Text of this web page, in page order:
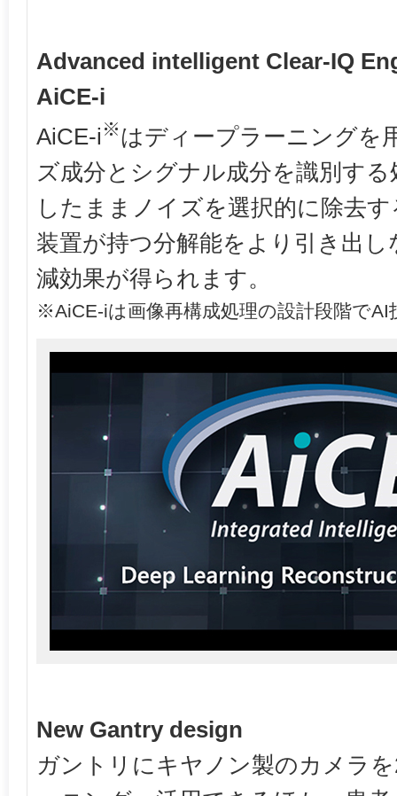
Advanced intelligent Clear-IQ
AiCE-i
AiCE-i ※はディープラーニングを
ズ成分とシグナル成分を識別す
したままノイズを選択的に除去
装置が持つ分解能をより引き出
減効果が得られます。
※AiCE-iは画像再構成処理の設計段階で
New Gantry design
ガントリにキヤノン製のカメラ